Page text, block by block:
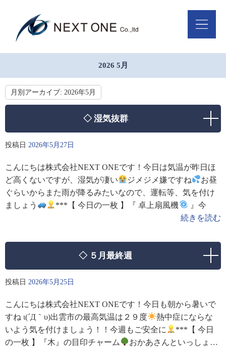
2026 5月
月別アーカイブ: 2026年5月
◇ 湿気抜群
投稿日 2026年5月27日
こんにちは株式会社NEXT ONEです！今日は気温が昨日ほ
ど高くないですが、湿気が凄い
ジメジメ嫌ですね
お昼
ぐらいからまた雨が降るみたいなので、運転等、気を付け
ましょう
***【 今日の一枚 】『 卓上扇風機
』今
続きを読む
◇ ５月最終週
投稿日 2026年5月25日
こんにちは株式会社NEXT ONEです！今日も朝から暑いで
すね ι(´Д｀υ)出雲市の最高気温は２９度
熱中症にならな
いよう気を付けましょう！！今週もご安全に
***【 今日
の一枚 】『木』の目印チャーム
おかあさんといっしょ